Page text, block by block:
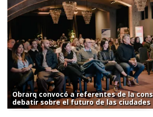
Obrarq convocó a referentes de la
debatir sobre el futuro de las ciudades